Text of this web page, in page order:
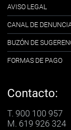
AVISO LEGAL
CANAL DE
BUZÓN DE
FORMAS DE PAGO
Contacto:
T. 900 100 957
M. 619 926 324